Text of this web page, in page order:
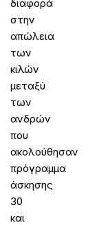
διαφορά
στην
απώλεια
των
κιλών
μεταξύ
των
ανδρών
που
ακολούθησαν
πρόγραμμα
άσκησης
30
και